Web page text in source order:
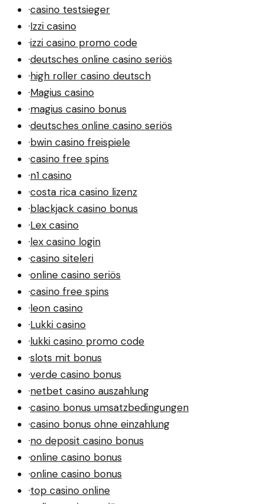
·casino testsieger
·Izzi casino
·izzi casino promo code
·deutsches online casino seriös
·high roller casino deutsch
·Magius casino
·magius casino bonus
·deutsches online casino seriös
·bwin casino freispiele
·casino free spins
·n1 casino
·costa rica casino lizenz
·blackjack casino bonus
·Lex casino
·lex casino login
·casino siteleri
·online casino seriös
·casino free spins
·leon casino
·Lukki casino
·lukki casino promo code
·slots mit bonus
·verde casino bonus
·netbet casino auszahlung
·casino bonus umsatzbedingungen
·casino bonus ohne einzahlung
·no deposit casino bonus
·online casino bonus
·online casino bonus
·top casino online